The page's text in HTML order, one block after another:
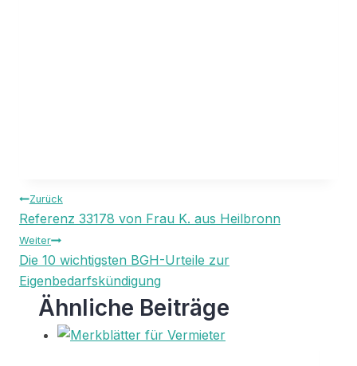
Beitragsnavigation
Zurück
Referenz 33178 von Frau K. aus Heilbronn
Weiter
Die 10 wichtigsten BGH-Urteile zur
Eigenbedarfskündigung
Ähnliche Beiträge